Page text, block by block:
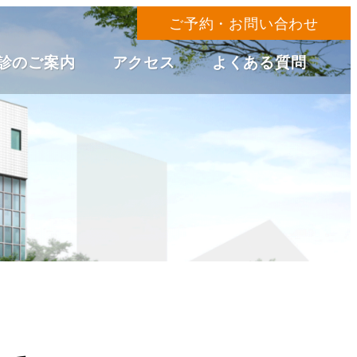
ご予約・お問い合わせ
のご案内 アクセス よくある質問